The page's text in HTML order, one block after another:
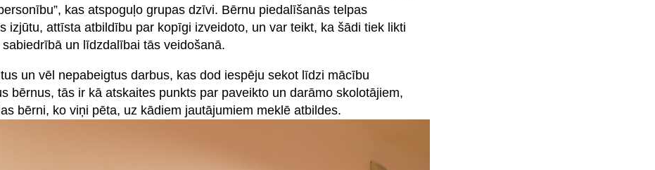
kas atspoguļo grupas dzīvi. Bērnu piedalīšanās telpas
izjūtu, attīsta atbildību par kopīgi izveidoto, un var teikt, ka šādi tiek likti
un līdzdalībai tās veidošanā.
un vēl nepabeigtus darbus, kas dod iespēju sekot līdzi mācību
bērnus, tās ir kā atskaites punkts par paveikto un darāmo skolotājiem,
bērni, ko viņi pēta, uz kādiem jautājumiem meklē atbildes.